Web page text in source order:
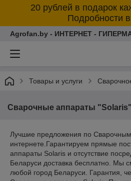
20 рублей в подарок
Подробности
Agrofan.by - ИНТЕРНЕТ -
Товары и услуги
Cварочные аппараты "Solaris"
Лучшие предложения по
интернете.Гарантируем прямые
аппараты Solaris и отсутствие
Беларуси доставка бесплатно. Мы
любой город Беларуси. Гарантия,